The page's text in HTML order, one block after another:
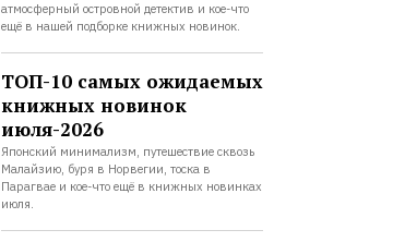
атмосферный островной детектив и кое-что
ещё в нашей подборке книжных новинок.
ТОП-10 самых ожидаемых
книжных новинок
июля-2026
Японский минимализм, путешествие сквозь
Малайзию, буря в Норвегии, тоска в
Парагвае и кое-что ещё в книжных новинках
июля.